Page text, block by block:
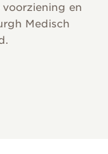
en
Medisch